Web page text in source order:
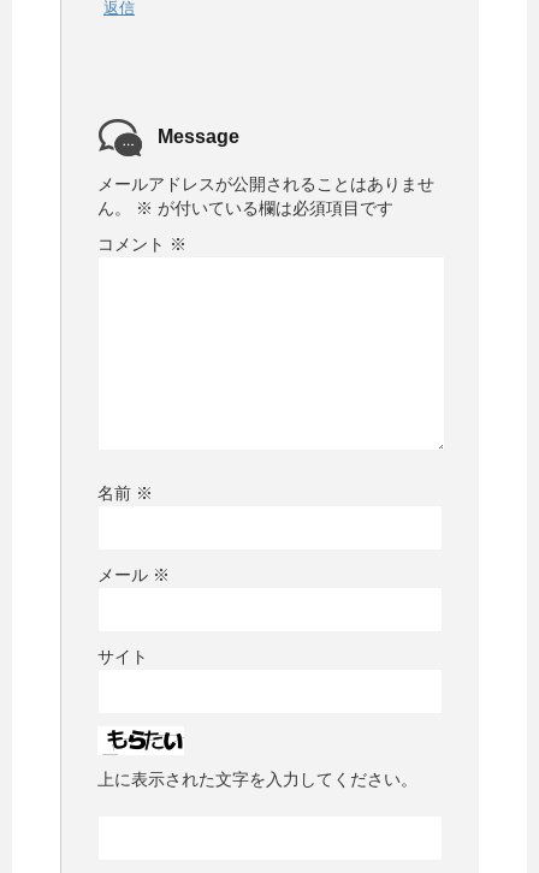
返信
Message
メールアドレスが公開されることはありませ
ん。
※ が付いている欄は必須項目です
コメント ※
名前 ※
メール ※
サイト
上に表示された文字を入力してください。